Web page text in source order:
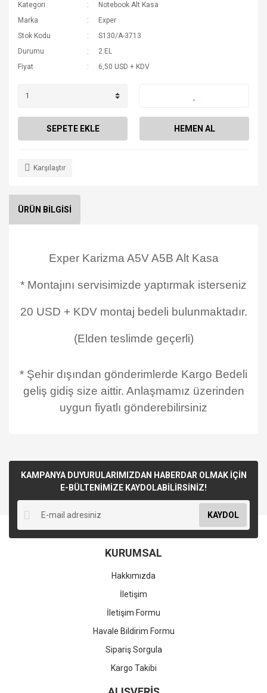
Kategori
Notebook Alt Kasa
Marka
Exper
Stok Kodu
S130/A-3713
Durumu
2.EL
Fiyat
6,50 USD + KDV
SEPETE EKLE HEMEN AL
Karşılaştır
ÜRÜN BİLGİSİ
Exper Karizma A5V A5B Alt Kasa
* Montajını servisimizde yaptırmak isterseniz
20 USD + KDV montaj bedeli bulunmaktadır.
(Elden teslimde geçerli)
* Şehir dışından gönderimlerde Kargo Bedeli
geliş gidiş size aittir. Anlaşmamız üzerinden
uygun fiyatlı gönderebilirsiniz
KAMPANYA DUYURULARIMIZDAN HABERDAR OLMAK İÇİN
E-BÜLTENİMİZE KAYDOLABİLİRSİNİZ!
KAYDOL
KURUMSAL
Hakkımızda
İletişim
İletişim Formu
Havale Bildirim Formu
Sipariş Sorgula
Kargo Takibi